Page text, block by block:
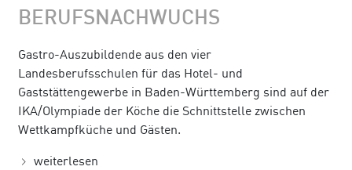
BERUFSNACHWUCHS
Gastro-Auszubildende aus den vier
Landesberufsschulen für das Hotel- und
Gaststättengewerbe in Baden-Württemberg sind auf der
IKA/Olympiade der Köche die Schnittstelle zwischen
Wettkampfküche und Gästen.
weiterlesen